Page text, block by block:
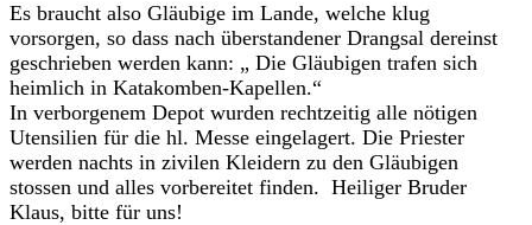
Es braucht also Gläubige im Lande, welche klug
vorsorgen, so dass nach überstandener Drangsal dereinst
geschrieben werden kann: „ Die Gläubigen trafen sich
heimlich in Katakomben-Kapellen.“
In verborgenem Depot wurden rechtzeitig alle nötigen
Utensilien für die hl. Messe eingelagert. Die Priester
werden nachts in zivilen Kleidern zu den Gläubigen
stossen und alles vorbereitet finden. Heiliger Bruder
Klaus, bitte für uns!